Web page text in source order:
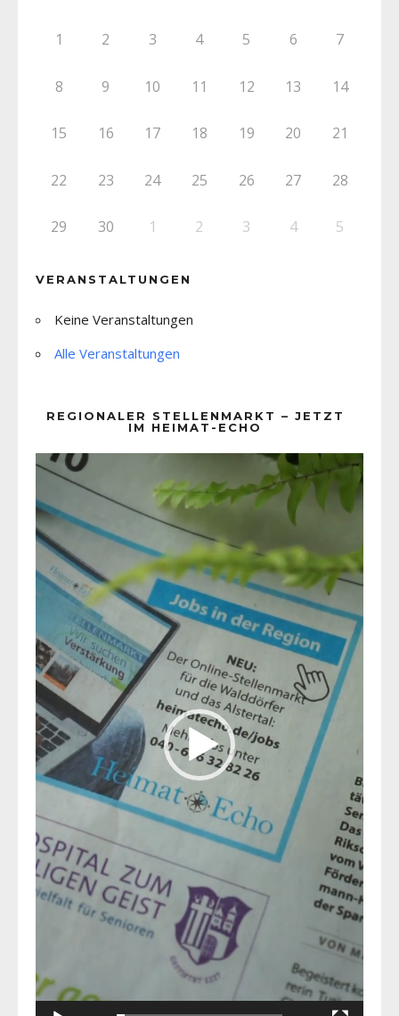
1 2 3 4 5 6 7
8 9 10 11 12 13 14
15 16 17 18 19 20 21
22 23 24 25 26 27 28
29 30 1 2 3 4 5
VERANSTALTUNGEN
Keine Veranstaltungen
Alle Veranstaltungen
REGIONALER STELLENMARKT – JETZT
IM HEIMAT-ECHO
Player